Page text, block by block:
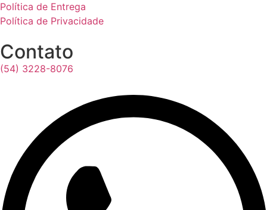
Política de Entrega
Política de Privacidade
Contato
(54) 3228-8076